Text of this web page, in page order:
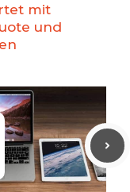
mit
und